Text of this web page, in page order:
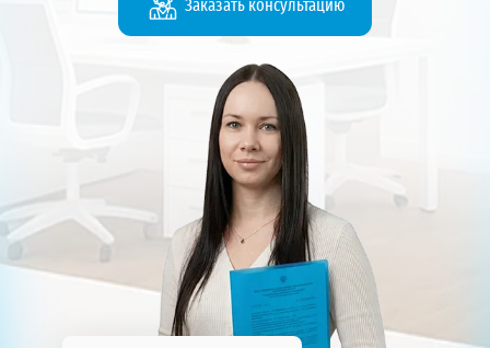
Заказать консультацию